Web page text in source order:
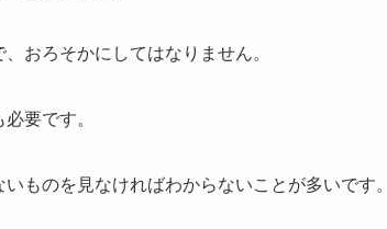
おろそかにしてはなりません。
要です。
ものを見なければわからないことが多いです。